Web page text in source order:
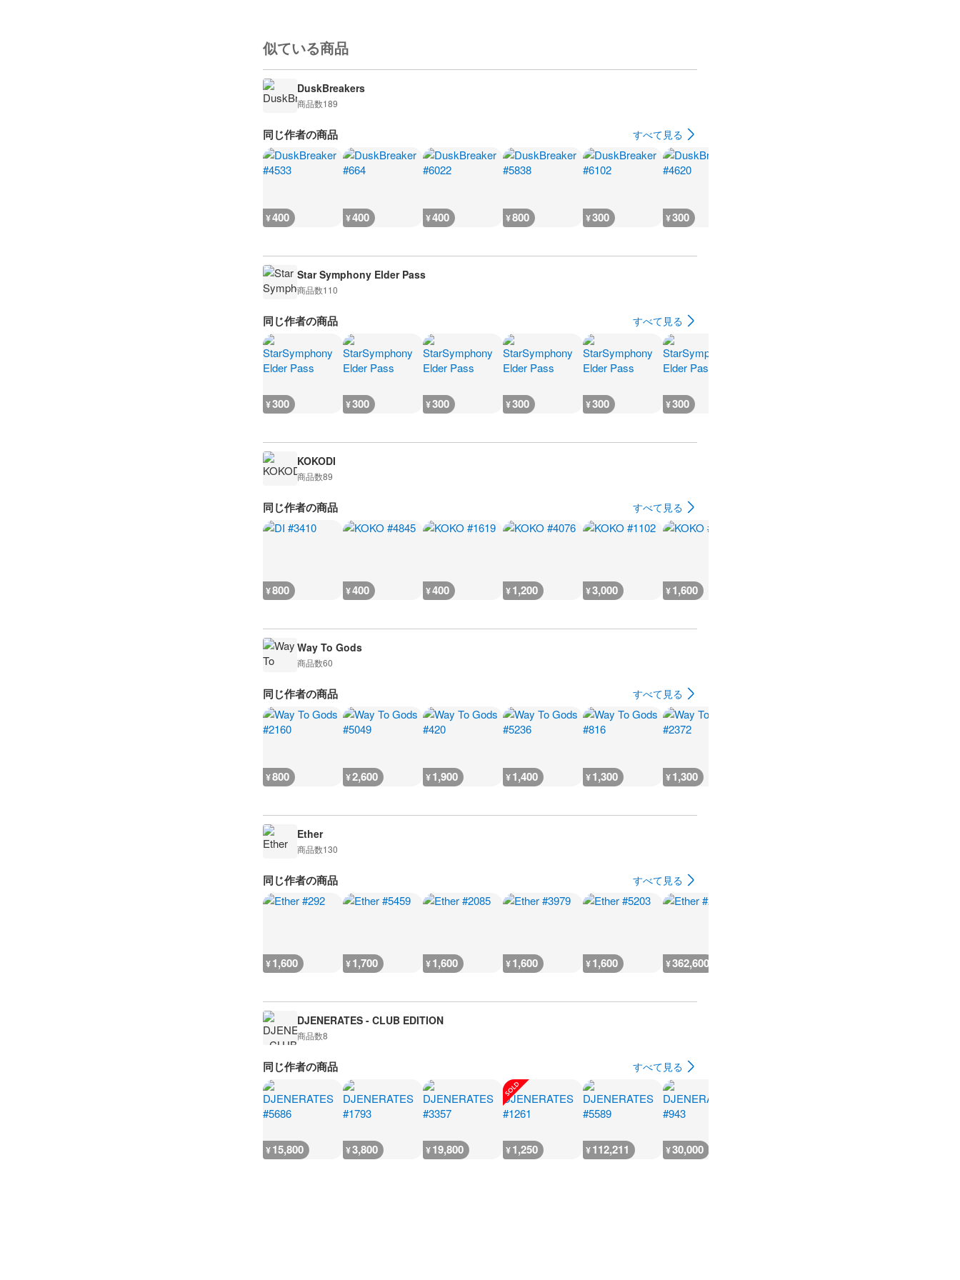
似ている商品
DuskBreakers
商品数189
同じ作者の商品 すべて見る
¥400 ¥400 ¥400 ¥800 ¥300 ¥300
Star Symphony Elder Pass
商品数110
同じ作者の商品 すべて見る
¥300 ¥300 ¥300 ¥300 ¥300 ¥300
KOKODI
商品数89
同じ作者の商品 すべて見る
¥800 ¥400 ¥400 ¥1,200 ¥3,000 ¥1,600
Way To Gods
商品数60
同じ作者の商品 すべて見る
¥800 ¥2,600 ¥1,900 ¥1,400 ¥1,300 ¥1,300
Ether
商品数130
同じ作者の商品 すべて見る
¥1,600 ¥1,700 ¥1,600 ¥1,600 ¥1,600 ¥362,600
DJENERATES - CLUB EDITION
商品数8
同じ作者の商品 すべて見る
¥15,800 ¥3,800 ¥19,800 ¥1,250 ¥112,211 ¥30,000